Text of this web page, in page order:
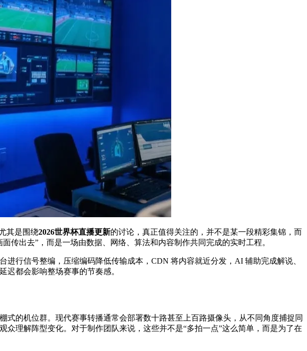
其是围绕2026世界杯直播更新的讨论，真正值得关注的，并不是某一段精彩集锦，而
传出去”，而是一场由数据、网络、算法和内容制作共同完成的实时工程。
行信号整编，压缩编码降低传输成本，CDN 将内容就近分发，AI 辅助完成解说、
迟都会影响整场赛事的节奏感。
的机位群。现代赛事转播通常会部署数十路甚至上百路摄像头，从不同角度捕捉同
理解阵型变化。对于制作团队来说，这些并不是“多拍一点”这么简单，而是为了在